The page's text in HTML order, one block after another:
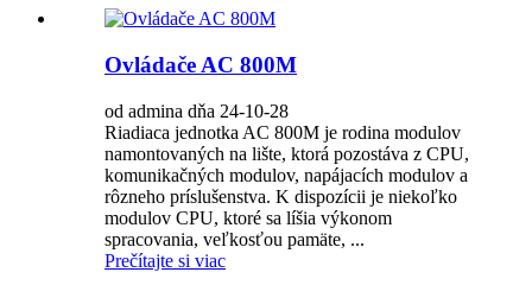
Ovládače AC 800M
od admina dňa 24-10-28
Riadiaca jednotka AC 800M je rodina modulov
namontovaných na lište, ktorá pozostáva z CPU,
komunikačných modulov, napájacích modulov a
rôzneho príslušenstva. K dispozícii je niekoľko
modulov CPU, ktoré sa líšia výkonom
spracovania, veľkosťou pamäte, ...
Prečítajte si viac